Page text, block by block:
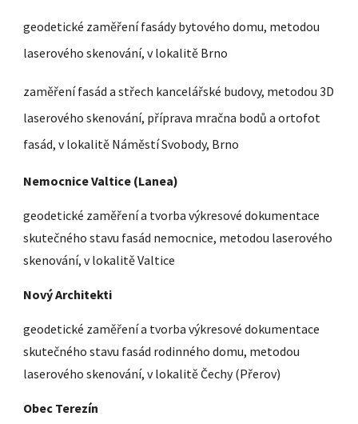
geodetické zaměření fasády bytového domu, metodou
laserového skenování, v lokalitě Brno
zaměření fasád a střech kancelářské budovy, metodou 3D
laserového skenování, příprava mračna bodů a ortofot
fasád, v lokalitě Náměstí Svobody, Brno
Nemocnice Valtice (Lanea)
geodetické zaměření a tvorba výkresové dokumentace
skutečného stavu fasád nemocnice, metodou laserového
skenování, v lokalitě Valtice
Nový Architekti
geodetické zaměření a tvorba výkresové dokumentace
skutečného stavu fasád rodinného domu, metodou
laserového skenování, v lokalitě Čechy (Přerov)
Obec Terezín